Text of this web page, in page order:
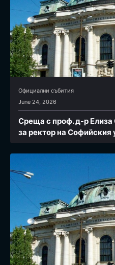
Официални събития
June 24, 2026
Среща с проф. д-р Елиза
за ректор на Софийския